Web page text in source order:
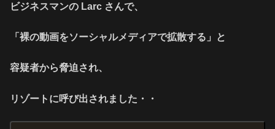
ビジネスマンの Larc さんで、
「裸の動画をソーシャルメディアで拡散する」と
容疑者から脅迫され、
リゾートに呼び出されました・・